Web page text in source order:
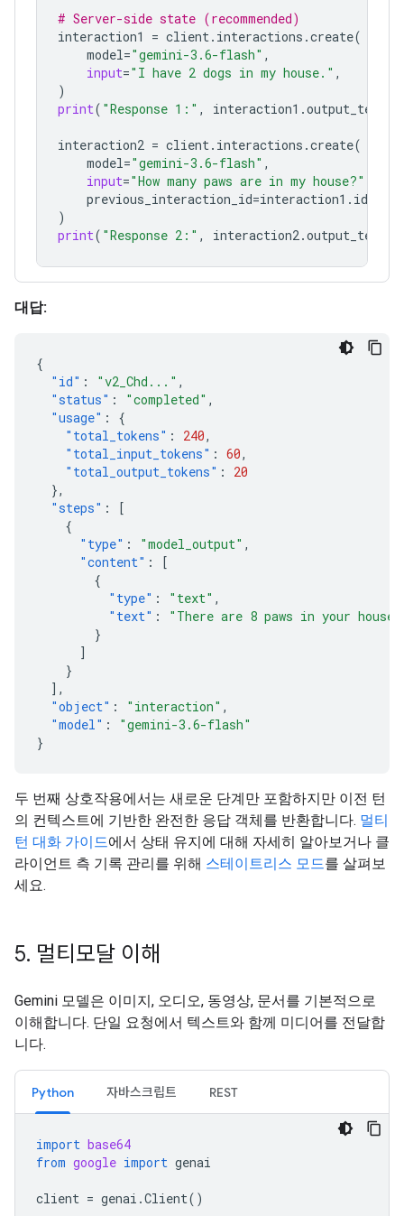
# Server-side state (recommended)
interaction1
= client. interactions .create(
model="gemini-3.6-flash" ,
input="I have 2 dogs in my house." ,
)
print( "Response 1:" , interaction1 .output_text
interaction2 = client. interactions .create(
model="gemini-3.6-flash" ,
input="How many paws are in my house?"
previous_interaction_id=interaction1 . id
)
print( "Response 2:" , interaction2.output_text
대답:
{
"id" : "v2_Chd..." ,
"status" : "completed" ,
"usage" :
{
"total_tokens" : 240,
"total_input_tokens" : 60,
"total_output_tokens" :
20
},
"steps" :
[
{
"type" : "model_output" ,
"content" :
[
{
"type" : "text" ,
"text" :
"There are 8 paws in your
}
]
}
],
"object" : "interaction" ,
"model" :
"gemini-3.6-flash"
}
두 번째 상호작용에서는 새로운 단계만 포함하지만 이전 턴
의 컨텍스트에 기반한 완전한 응답 객체를 반환합니다. 멀티
턴 대화 가이드에서 상태 유지에 대해 자세히 알아보거나 클
라이언트 측 기록 관리를 위해 스테이트리스 모드를 살펴보
세요.
5. 멀티모달 이해
Gemini 모델은 이미지, 오디오, 동영상, 문서를 기본적으로
이해합니다. 단일 요청에서 텍스트와 함께 미디어를 전달합
니다.
Python 자바스크립트 REST
import base64
from google import genai
client = genai .Client()